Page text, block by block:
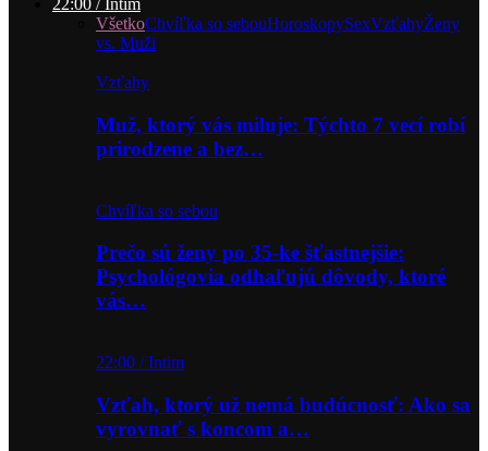
22:00 / Intim
VšetkoChvíľka so sebouHoroskopySexVzťahyŽeny
vs. Muži
Vzťahy
Muž, ktorý vás miluje: Týchto 7 vecí robí
prirodzene a bez…
Chvíľka so sebou
Prečo sú ženy po 35-ke šťastnejšie:
Psychológovia odhaľujú dôvody, ktoré
vás…
22:00 / Intim
Vzťah, ktorý už nemá budúcnosť: Ako sa
vyrovnať s koncom a…